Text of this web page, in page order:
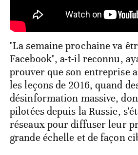
"La semaine prochaine va
Facebook", a-t-il reconnu,
prouver que son entreprise
les leçons de 2016, quand
désinformation massive,
pilotées depuis la Russie,
réseaux pour diffuser leur
grande échelle et de façon